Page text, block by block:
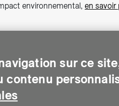
sur ce
contenu
environnemental, en savoir
de plus de 500 000 personnes
des quartiers intelligents pour
2026
Mentions légales